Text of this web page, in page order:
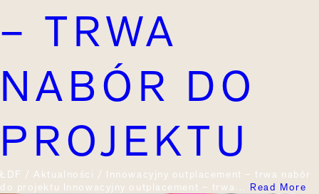
– TRWA
NABÓR DO
PROJEKTU
ŁDF / Aktualności / Innowacyjny outplacement – trwa nabór
do projektu Innowacyjny outplacement – trwa… Read More